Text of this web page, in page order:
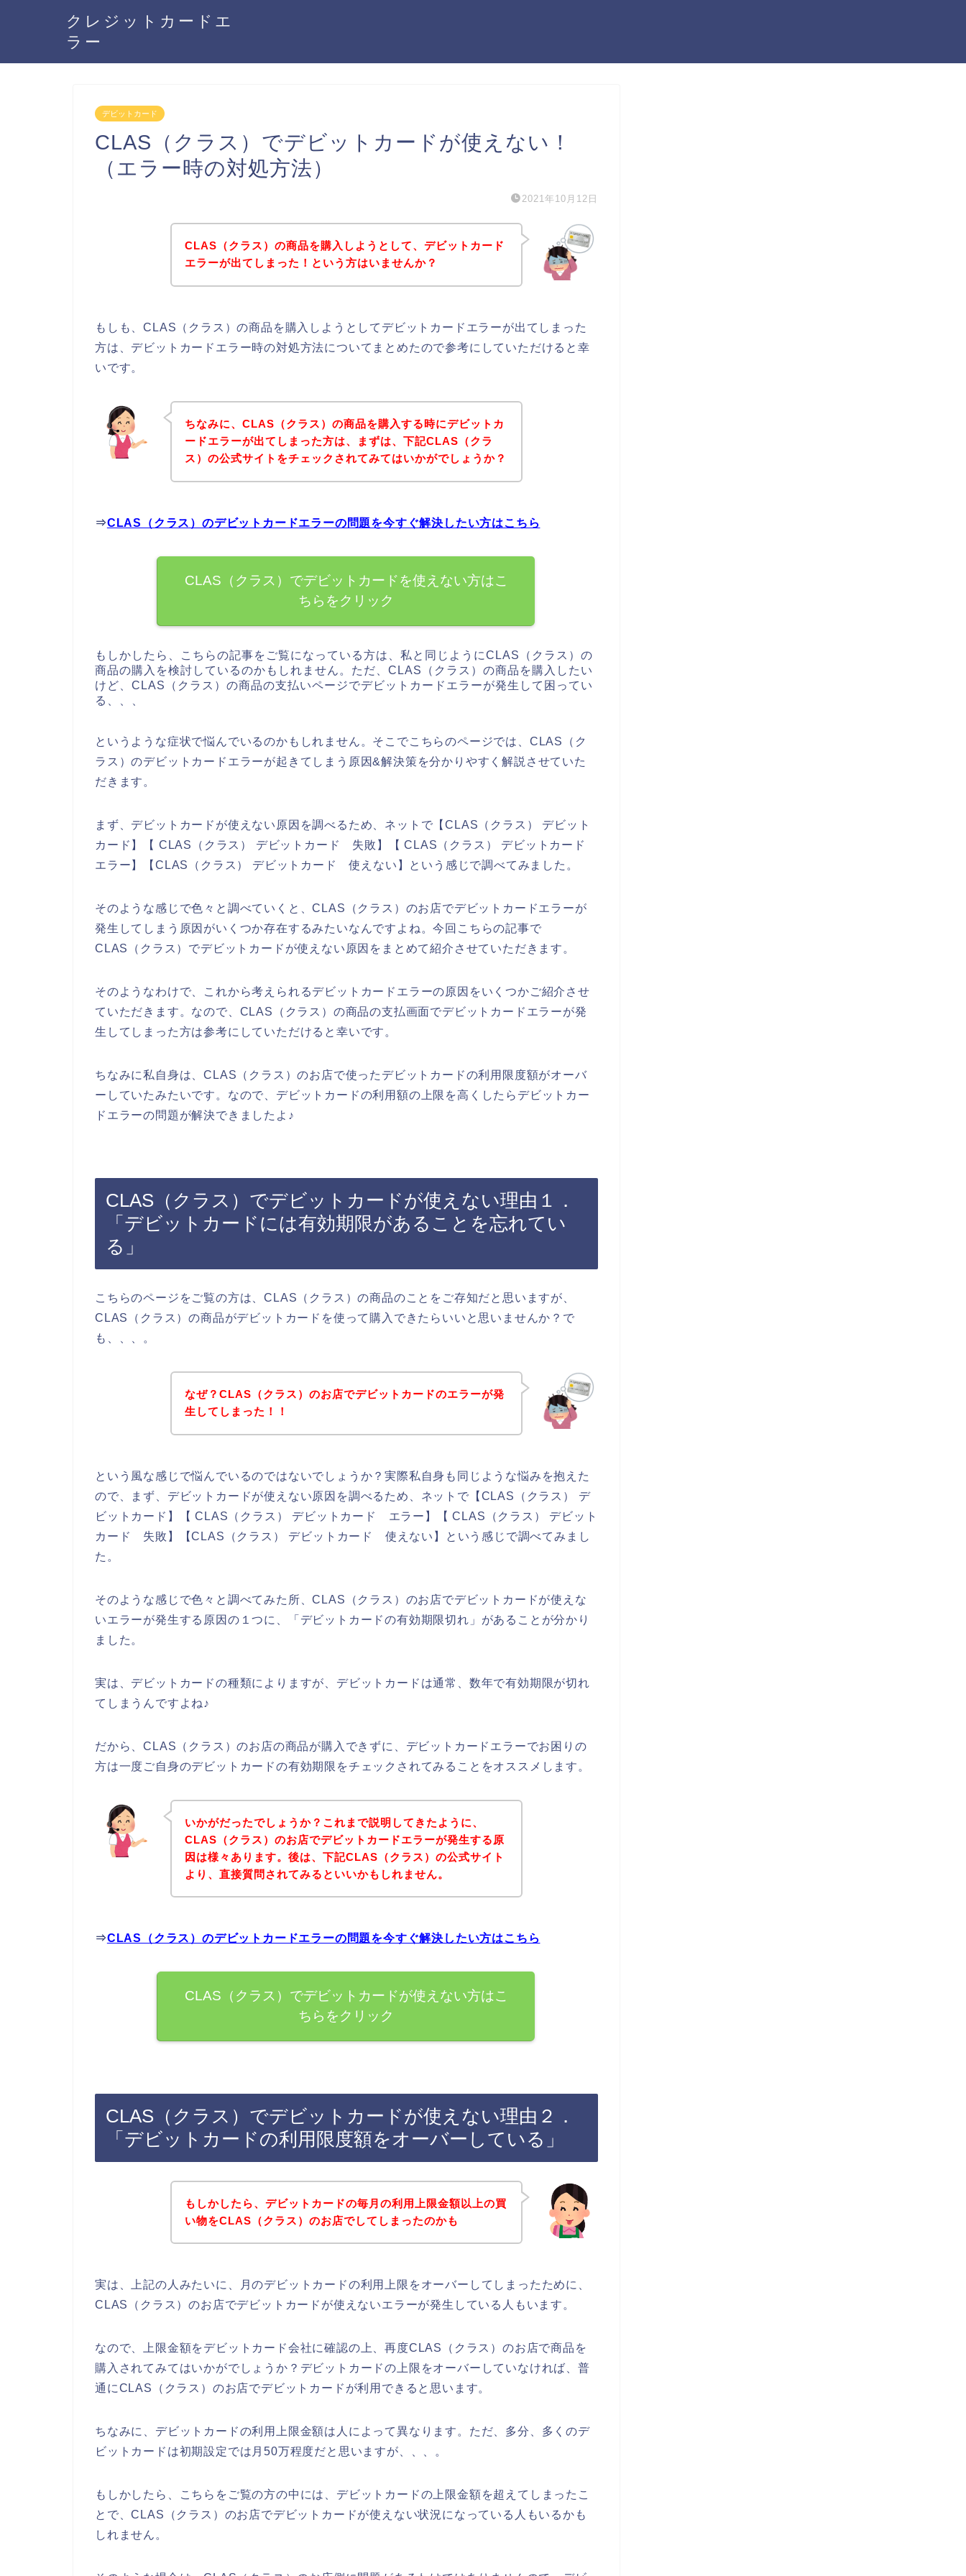
クレジットカードエ
ラー
デビットカード
CLAS（クラス）でデビットカードが使えない！
（エラー時の対処方法）
2021年10月12日
CLAS（クラス）の商品を購入しようとして、デビットカード
エラーが出てしまった！という方はいませんか？
もしも、CLAS（クラス）の商品を購入しようとしてデビットカードエラーが出てしまった
方は、デビットカードエラー時の対処方法についてまとめたので参考にしていただけると幸
いです。
ちなみに、CLAS（クラス）の商品を購入する時にデビットカ
ードエラーが出てしまった方は、まずは、下記CLAS（クラ
ス）の公式サイトをチェックされてみてはいかがでしょうか？
⇒CLAS（クラス）のデビットカードエラーの問題を今すぐ解決したい方はこちら
CLAS（クラス）でデビットカードを使えない方はこ
ちらをクリック
もしかしたら、こちらの記事をご覧になっている方は、私と同じようにCLAS（クラス）の
商品の購入を検討しているのかもしれません。ただ、CLAS（クラス）の商品を購入したい
けど、CLAS（クラス）の商品の支払いページでデビットカードエラーが発生して困ってい
る、、、
というような症状で悩んでいるのかもしれません。そこでこちらのページでは、CLAS（ク
ラス）のデビットカードエラーが起きてしまう原因&解決策を分かりやすく解説させていた
だきます。
まず、デビットカードが使えない原因を調べるため、ネットで【CLAS（クラス） デビット
カード】【 CLAS（クラス） デビットカード 失敗】【 CLAS（クラス） デビットカード
エラー】【CLAS（クラス） デビットカード 使えない】という感じで調べてみました。
そのような感じで色々と調べていくと、CLAS（クラス）のお店でデビットカードエラーが
発生してしまう原因がいくつか存在するみたいなんですよね。今回こちらの記事で
CLAS（クラス）でデビットカードが使えない原因をまとめて紹介させていただきます。
そのようなわけで、これから考えられるデビットカードエラーの原因をいくつかご紹介させ
ていただきます。なので、CLAS（クラス）の商品の支払画面でデビットカードエラーが発
生してしまった方は参考にしていただけると幸いです。
ちなみに私自身は、CLAS（クラス）のお店で使ったデビットカードの利用限度額がオーバ
ーしていたみたいです。なので、デビットカードの利用額の上限を高くしたらデビットカー
ドエラーの問題が解決できましたよ♪
CLAS（クラス）でデビットカードが使えない理由１．
「デビットカードには有効期限があることを忘れてい
る」
こちらのページをご覧の方は、CLAS（クラス）の商品のことをご存知だと思いますが、
CLAS（クラス）の商品がデビットカードを使って購入できたらいいと思いませんか？で
も、、、。
なぜ？CLAS（クラス）のお店でデビットカードのエラーが発
生してしまった！！
という風な感じで悩んでいるのではないでしょうか？実際私自身も同じような悩みを抱えた
ので、まず、デビットカードが使えない原因を調べるため、ネットで【CLAS（クラス） デ
ビットカード】【 CLAS（クラス） デビットカード エラー】【 CLAS（クラス） デビット
カード 失敗】【CLAS（クラス） デビットカード 使えない】という感じで調べてみまし
た。
そのような感じで色々と調べてみた所、CLAS（クラス）のお店でデビットカードが使えな
いエラーが発生する原因の１つに、「デビットカードの有効期限切れ」があることが分かり
ました。
実は、デビットカードの種類によりますが、デビットカードは通常、数年で有効期限が切れ
てしまうんですよね♪
だから、CLAS（クラス）のお店の商品が購入できずに、デビットカードエラーでお困りの
方は一度ご自身のデビットカードの有効期限をチェックされてみることをオススメします。
いかがだったでしょうか？これまで説明してきたように、
CLAS（クラス）のお店でデビットカードエラーが発生する原
因は様々あります。後は、下記CLAS（クラス）の公式サイト
より、直接質問されてみるといいかもしれません。
⇒CLAS（クラス）のデビットカードエラーの問題を今すぐ解決したい方はこちら
CLAS（クラス）でデビットカードが使えない方はこ
ちらをクリック
CLAS（クラス）でデビットカードが使えない理由２．
「デビットカードの利用限度額をオーバーしている」
もしかしたら、デビットカードの毎月の利用上限金額以上の買
い物をCLAS（クラス）のお店でしてしまったのかも
実は、上記の人みたいに、月のデビットカードの利用上限をオーバーしてしまったために、
CLAS（クラス）のお店でデビットカードが使えないエラーが発生している人もいます。
なので、上限金額をデビットカード会社に確認の上、再度CLAS（クラス）のお店で商品を
購入されてみてはいかがでしょうか？デビットカードの上限をオーバーしていなければ、普
通にCLAS（クラス）のお店でデビットカードが利用できると思います。
ちなみに、デビットカードの利用上限金額は人によって異なります。ただ、多分、多くのデ
ビットカードは初期設定では月50万程度だと思いますが、、、。
もしかしたら、こちらをご覧の方の中には、デビットカードの上限金額を超えてしまったこ
とで、CLAS（クラス）のお店でデビットカードが使えない状況になっている人もいるかも
しれません。